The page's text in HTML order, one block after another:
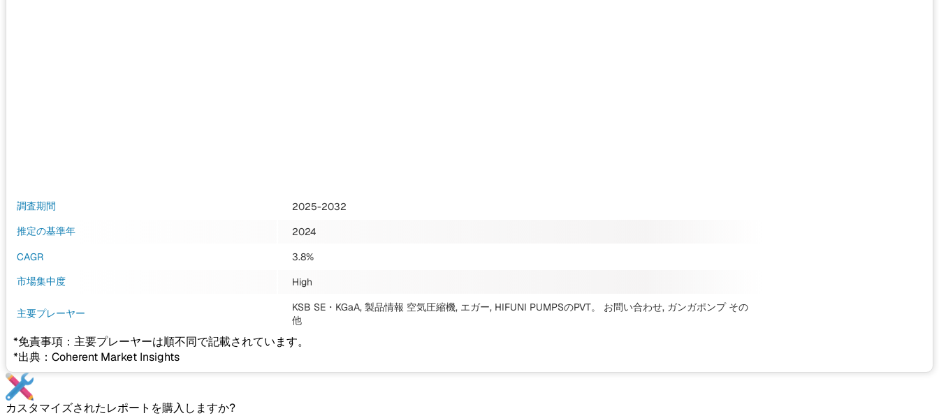
調査期間
2025-2032
推定の基準年
2024
CAGR
3.8%
市場集中度
High
主要プレーヤー KSB SE・KGaA, 製品情報 空気圧縮機, エガー, HIFUNI PUMPSのPVT。 お問い合わせ, ガンガポンプ その
他
*免責事項：主要プレーヤーは順不同で記載されています。
*出典：Coherent Market Insights
カスタマイズされたレポートを購入しますか?